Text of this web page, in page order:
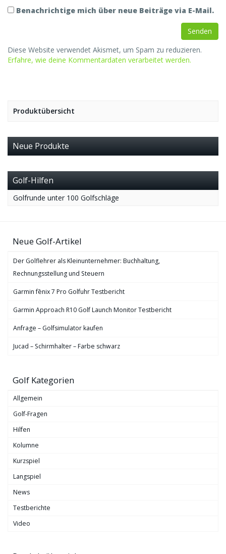
Benachrichtige mich über neue Beiträge via E-Mail.
Diese Website verwendet Akismet, um Spam zu reduzieren.
Erfahre, wie deine Kommentardaten verarbeitet werden.
Produktübersicht
Neue Produkte
Golf-Hilfen
Golfrunde unter 100 Golfschläge
Neue Golf-Artikel
Der Golflehrer als Kleinunternehmer: Buchhaltung,
Rechnungsstellung und Steuern
Garmin fēnix 7 Pro Golfuhr Testbericht
Garmin Approach R10 Golf Launch Monitor Testbericht
Anfrage – Golfsimulator kaufen
Jucad – Schirmhalter – Farbe schwarz
Golf Kategorien
Allgemein
Golf-Fragen
Hilfen
Kolumne
Kurzspiel
Langspiel
News
Testberichte
Video